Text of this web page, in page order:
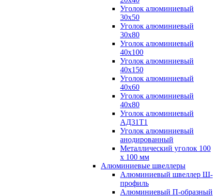
Уголок алюминиевый
30х50
Уголок алюминиевый
30х80
Уголок алюминиевый
40х100
Уголок алюминиевый
40х150
Уголок алюминиевый
40х60
Уголок алюминиевый
40х80
Уголок алюминиевый
АД31Т1
Уголок алюминиевый
анодированный
Металлический уголок 100
х 100 мм
Алюминиевые швеллеры
Алюминиевый швеллер Ш-
профиль
Алюминиевый П-образный